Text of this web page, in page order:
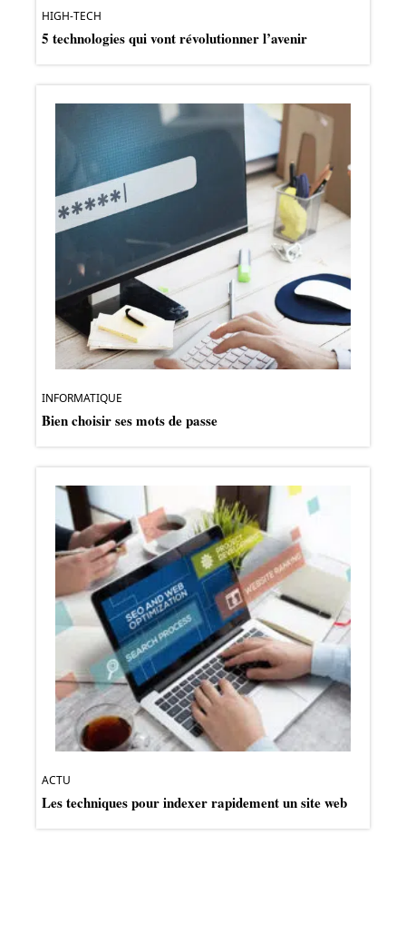
HIGH-TECH
5 technologies qui vont révolutionner l’avenir
INFORMATIQUE
Bien choisir ses mots de passe
ACTU
Les techniques pour indexer rapidement un site web